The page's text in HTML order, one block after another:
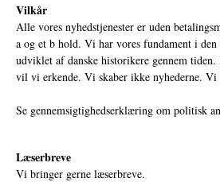
Vilkår
Alle vores nyhedstjenester er uden
a og et b hold. Vi har vores fundament i
udviklet af danske historikere gennem
vil vi erkende. Vi skaber ikke nyhederne. Vi
Se gennemsigtighedserklæring om politisk
Læserbreve
Vi bringer gerne læserbreve.